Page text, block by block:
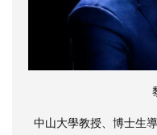
中山大學教授、博士生